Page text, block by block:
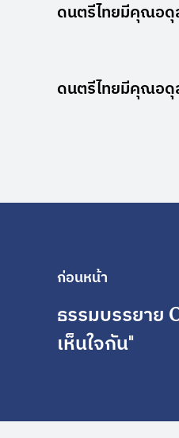
ดนตรีไทยมีคุณอดุ
ดนตรีไทยมีคุณอดุ
ก่อนหน้า
ธรรมบรรยาย
เห็นใจกัน"